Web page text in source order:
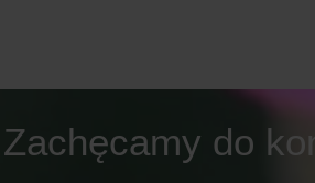
Zachęcamy do